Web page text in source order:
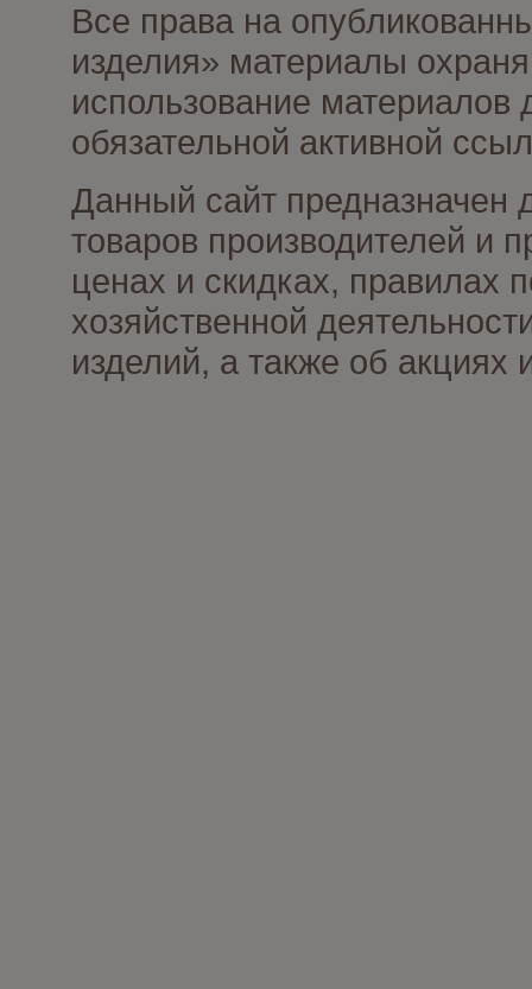
Все права на
изделия» материалы
использование материалов
обязательной активной
Данный сайт предназначен
товаров производителей и
ценах и скидках, правилах
хозяйственной
изделий, а также об